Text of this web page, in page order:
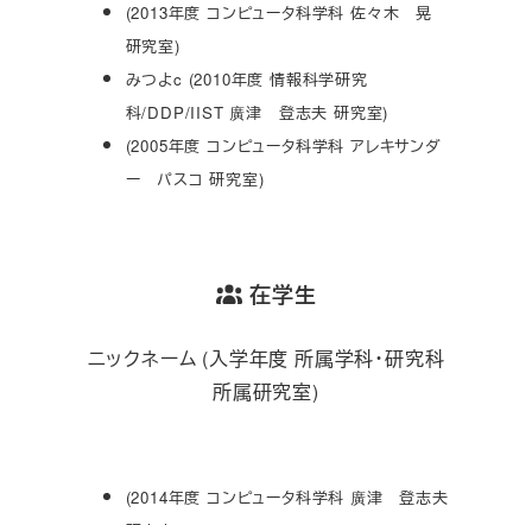
(2013年度 コンピュータ科学科 佐々木 晃
研究室)
みつよc (2010年度 情報科学研究
科/DDP/IIST 廣津 登志夫 研究室)
(2005年度 コンピュータ科学科 アレキサンダ
ー パスコ 研究室)
在学生
ニックネーム (入学年度 所属学科・研究科
所属研究室)
(2014年度 コンピュータ科学科 廣津 登志夫